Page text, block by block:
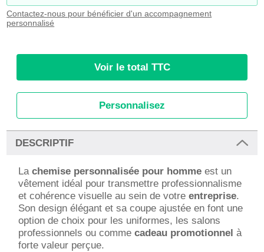
Contactez-nous pour bénéficier d'un accompagnement
personnalisé
Voir le total TTC
Personnalisez
DESCRIPTIF
Lachemise personnalisée pour homme est un
vêtement idéal pour transmettre professionnalisme
et cohérence visuelle au sein de votreentreprise.
Son design élégant et sa coupe ajustée en font une
option de choix pour les uniformes, les salons
professionnels ou commecadeau promotionnel à
forte valeur perçue.